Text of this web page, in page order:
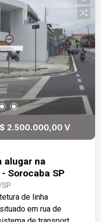
2.500.000,00 V
alugar na
Sorocaba SP
de linha
em rua de